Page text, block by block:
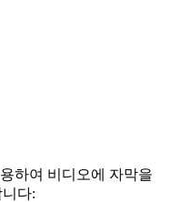
하여 비디오에 자막을
다: